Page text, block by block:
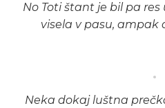
No Toti štant je bil pa
visela v pasu, ampak
Neka dokaj luštna